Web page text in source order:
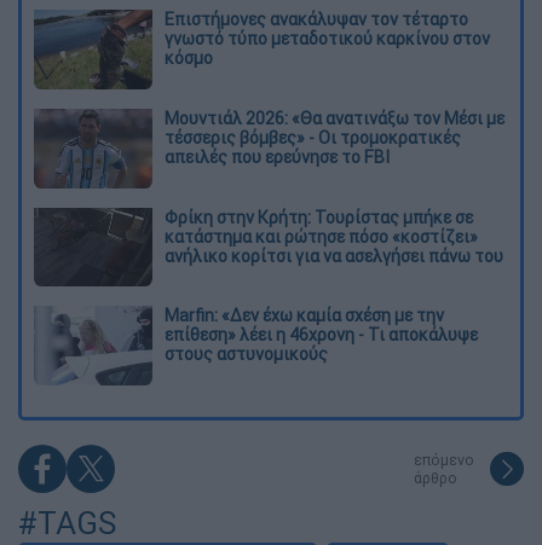
Επιστήμονες ανακάλυψαν τον τέταρτο
γνωστό τύπο μεταδοτικού καρκίνου στον
κόσμο
Μουντιάλ 2026: «Θα ανατινάξω τον Μέσι με
τέσσερις βόμβες» - Οι τρομοκρατικές
απειλές που ερεύνησε το FBI
Φρίκη στην Κρήτη: Τουρίστας μπήκε σε
κατάστημα και ρώτησε πόσο «κοστίζει»
ανήλικο κορίτσι για να ασελγήσει πάνω του
Marfin: «Δεν έχω καμία σχέση με την
επίθεση» λέει η 46χρονη - Τι αποκάλυψε
στους αστυνομικούς
επόμενο
άρθρο
#TAGS